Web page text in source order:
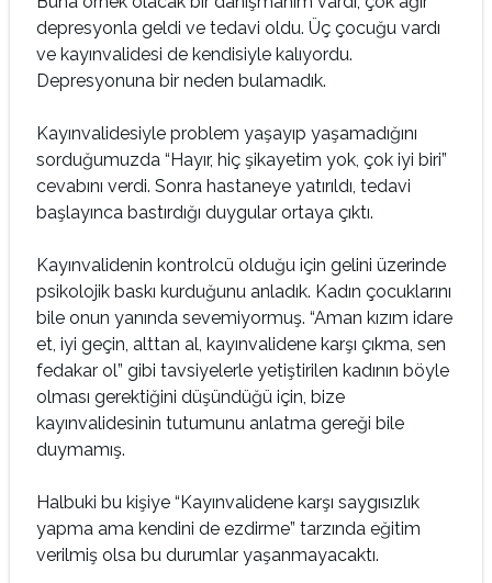
depresyonla geldi ve tedavi oldu. Üç çocuğu vardı
ve kayınvalidesi de kendisiyle kalıyordu.
Depresyonuna bir neden bulamadık.
Kayınvalidesiyle problem yaşayıp yaşamadığını
sorduğumuzda “Hayır, hiç şikayetim yok, çok iyi biri”
cevabını verdi. Sonra hastaneye yatırıldı, tedavi
başlayınca bastırdığı duygular ortaya çıktı.
Kayınvalidenin kontrolcü olduğu için gelini üzerinde
psikolojik baskı kurduğunu anladık. Kadın çocuklarını
bile onun yanında sevemiyormuş. “Aman kızım idare
et, iyi geçin, alttan al, kayınvalidene karşı çıkma, sen
fedakar ol” gibi tavsiyelerle yetiştirilen kadının böyle
olması gerektiğini düşündüğü için, bize
kayınvalidesinin tutumunu anlatma gereği bile
duymamış.
Halbuki bu kişiye “Kayınvalidene karşı saygısızlık
yapma ama kendini de ezdirme” tarzında eğitim
verilmiş olsa bu durumlar yaşanmayacaktı.